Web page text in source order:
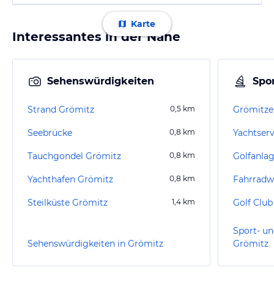
Karte
Interessantes in der Nähe
Sehenswürdigkeiten
Strand Grömitz 0,5 km
Seebrücke 0,8 km
Tauchgondel Grömitz 0,8 km
Yachthafen Grömitz 0,8 km
Steilküste Grömitz 1,4 km
Sehenswürdigkeiten in Grömitz
Golf
Sport-
Grömitz